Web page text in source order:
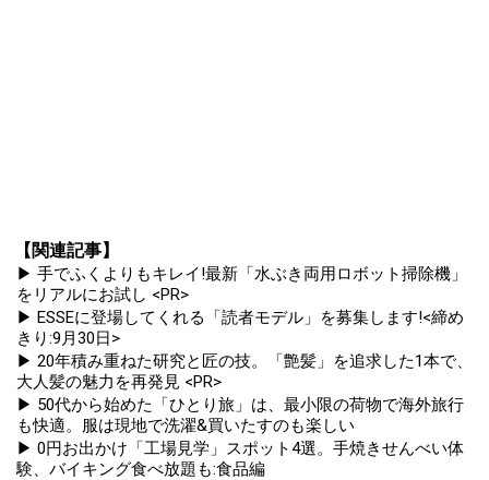
【関連記事】
▶ 手でふくよりもキレイ!最新「水ぶき両用ロボット掃除機」
をリアルにお試し <PR>
▶ ESSEに登場してくれる「読者モデル」を募集します!<締め
きり:9月30日>
▶ 20年積み重ねた研究と匠の技。「艶髪」を追求した1本で、
大人髪の魅力を再発見 <PR>
▶ 50代から始めた「ひとり旅」は、最小限の荷物で海外旅行
も快適。服は現地で洗濯&買いたすのも楽しい
▶ 0円お出かけ「工場見学」スポット4選。手焼きせんべい体
験、バイキング食べ放題も:食品編